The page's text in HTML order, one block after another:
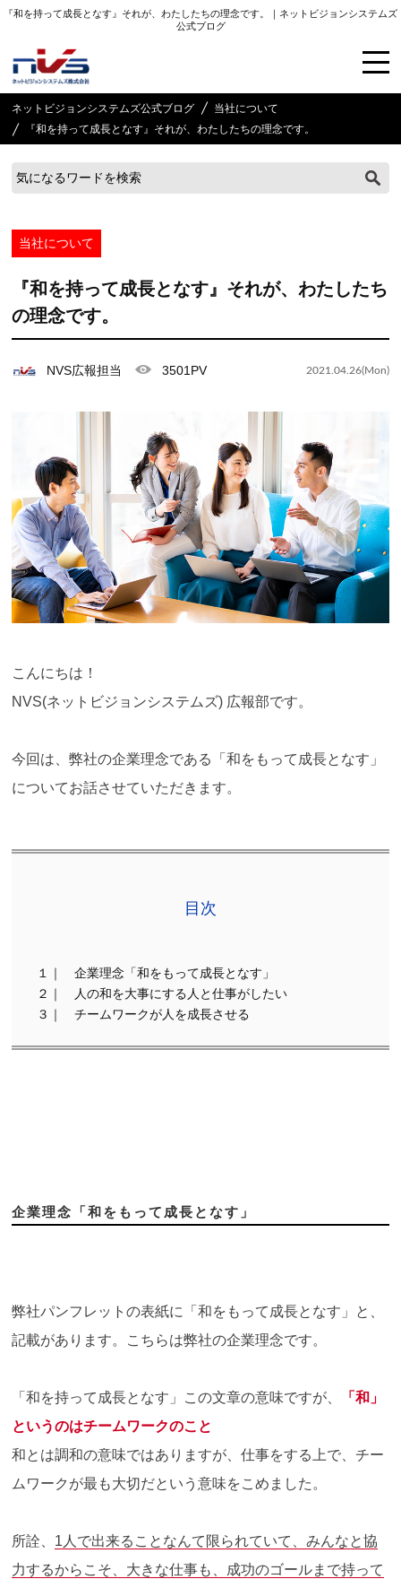
『和を持って成長となす』それが、わたしたちの理念です。｜ネットビジョンシステムズ
公式ブログ
ネットビジョンシステムズ公式ブログ
当社について
『和を持って成長となす』それが、わたしたちの理念です。
当社について
『和を持って成長となす』それが、わたしたち
の理念です。
NVS広報担当 3501PV 2021.04.26(Mon)
こんにちは！
NVS(ネットビジョンシステムズ) 広報部です。
今回は、弊社の企業理念である「和をもって成長となす」
についてお話させていただきます。
目次
１｜ 企業理念「和をもって成長となす」
２｜ 人の和を大事にする人と仕事がしたい
３｜ チームワークが人を成長させる
企業理念「和をもって成長となす」
弊社パンフレットの表紙に「和をもって成長となす」と、
記載があります。こちらは弊社の企業理念です。
「和を持って成長となす」この文章の意味ですが、
「和」
というのはチームワークのこと
和とは調和の意味ではありますが、仕事をする上で、チー
ムワークが最も大切だという意味をこめました。
所詮、 1人で出来ることなんて限られていて、みんなと協
力するからこそ、大きな仕事も、成功のゴールまで持って